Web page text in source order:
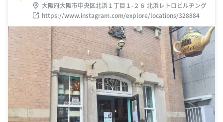
大阪府大阪市中央区北浜１丁目１-２６ 北浜レトロビルヂング
https://www.instagram.com/explore/locations/328884